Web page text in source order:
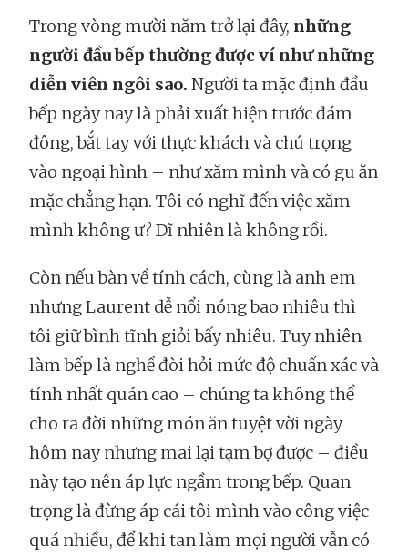
Trong vòng mười năm trở lại đây, những
người đầu bếp thường được ví như những
diễn viên ngôi sao. Người ta mặc định đầu
bếp ngày nay là phải xuất hiện trước đám
đông, bắt tay với thực khách và chú trọng
vào ngoại hình – như xăm mình và có gu ăn
mặc chẳng hạn. Tôi có nghĩ đến việc xăm
mình không ư? Dĩ nhiên là không rồi.
Còn nếu bàn về tính cách, cùng là anh em
nhưng Laurent dễ nổi nóng bao nhiêu thì
tôi giữ bình tĩnh giỏi bấy nhiêu. Tuy nhiên
làm bếp là nghề đòi hỏi mức độ chuẩn xác và
tính nhất quán cao – chúng ta không thể
cho ra đời những món ăn tuyệt vời ngày
hôm nay nhưng mai lại tạm bợ được – điều
này tạo nên áp lực ngầm trong bếp. Quan
trọng là đừng áp cái tôi mình vào công việc
quá nhiều, để khi tan làm mọi người vẫn có